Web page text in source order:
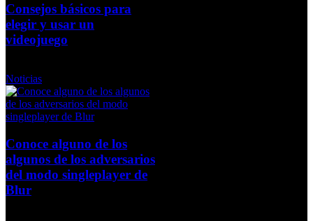
Consejos básicos para
elegir y usar un
videojuego
Noticias
Conoce alguno de los
algunos de los adversarios
del modo singleplayer de
Blur